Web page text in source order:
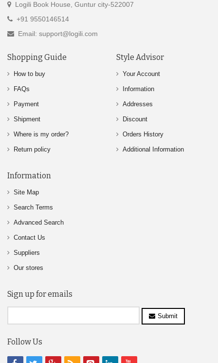
Logili Book House, Guntur city-522007
+91 9550146514
Email: support@logili.com
Shopping Guide
How to buy
FAQs
Payment
Shipment
Where is my order?
Return policy
Style Advisor
Your Account
Information
Addresses
Discount
Orders History
Additional Information
Information
Site Map
Search Terms
Advanced Search
Contact Us
Suppliers
Our stores
Sign up for emails
Submit
Follow Us